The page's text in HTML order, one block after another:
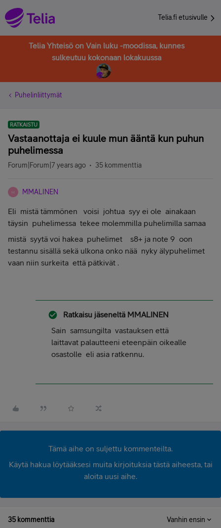
Telia.fi etusivulle
Telia Yhteisö on Vain luku -moodissa, kunnes
sulkeutuu kokonaan lokakuussa
Puhelinliittymät
RATKAISTU
Vastaanottaja ei kuule mun ääntä kun puhun
puhelimessa
Forum|Forum|7 years ago 35 kommenttia
M MMALINEN
Eli mistä tämmönen voisi johtua syy ei ole ainakaan
täysin puhelimessa tekee molemmilla puhelimilla samaa
mistä syytä voi hakea puhelimet s8+ ja note 9 oon
testannu sisällä sekä ulkona onko nää nyky älypuhelimet
vaan niin surkeita että pätkivät .
Ratkaisu jäseneltä MMALINEN
Sain samsungilta vastauksen että
laittavat palautteeni eteenpäin oikealle
osastolle eli asia ratkennu.
Tämä aihe on suljettu kommenteilta.
Käytä hakua löytääksesi muita kirjoituksia tästä aiheesta, tai
aloita uusi aihe.
35 kommenttia Vanhin ensin